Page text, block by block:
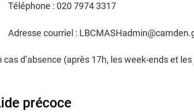
Téléphone : 020 7974 3317
Adresse courriel :
cas d’absence (après 17h, les week-ends et
précoce